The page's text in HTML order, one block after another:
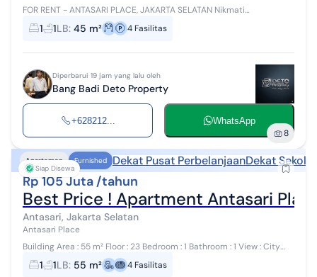
FOR RENT - ANTASARI PLACE, JAKARTA SELATAN Nikmati
kenyamanan tinggal di Apartemen Antasari Place yang berlokasi
strategis di kawasan Antasari, Ja...
1 1LB: 45 m² 4 Fasilitas
Diperbarui 19 jam yang lalu oleh
Bang Badi Deto Property
+628212... WhatsApp
8
Siap Disewa
Apartemen Furnished Dekat Pusat PerbelanjaanDekat
Rp 105 Juta /tahun
Best Price ! Apartment Antasari
Antasari, Jakarta Selatan
Antasari Place
Building Area : 55 m² Floor : 23 Bedroom : 1 Bathroom : 1 View : City
Certificate: Strata Title Electricity : 4.400 Watts Water : WTP Unit
Condit...
1 1LB: 55 m² 4 Fasilitas